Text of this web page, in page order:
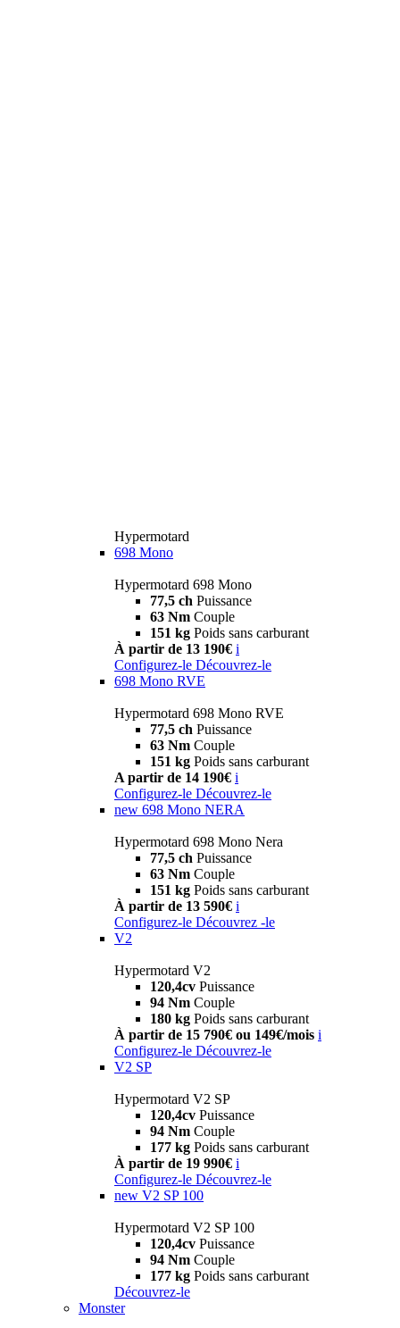
Hypermotard
698 Mono
Hypermotard 698 Mono
77,5 ch Puissance
63 Nm Couple
151 kg Poids sans carburant
À partir de 13 190€ i
Configurez-le Découvrez-le
698 Mono RVE
Hypermotard 698 Mono RVE
77,5 ch Puissance
63 Nm Couple
151 kg Poids sans carburant
A partir de 14 190€ i
Configurez-le Découvrez-le
new 698 Mono NERA
Hypermotard 698 Mono Nera
77,5 ch Puissance
63 Nm Couple
151 kg Poids sans carburant
À partir de 13 590€ i
Configurez-le Découvrez -le
V2
Hypermotard V2
120,4cv Puissance
94 Nm Couple
180 kg Poids sans carburant
À partir de 15 790€ ou 149€/mois i
Configurez-le Découvrez-le
V2 SP
Hypermotard V2 SP
120,4cv Puissance
94 Nm Couple
177 kg Poids sans carburant
À partir de 19 990€ i
Configurez-le Découvrez-le
new V2 SP 100
Hypermotard V2 SP 100
120,4cv Puissance
94 Nm Couple
177 kg Poids sans carburant
Découvrez-le
Monster